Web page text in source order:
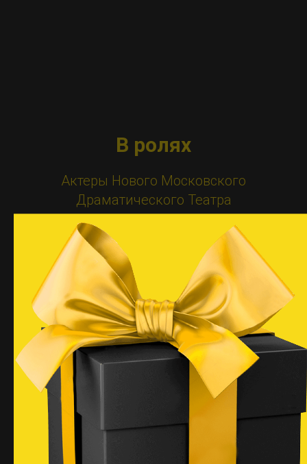
В ролях
Актеры Нового Московского
Драматического Театра